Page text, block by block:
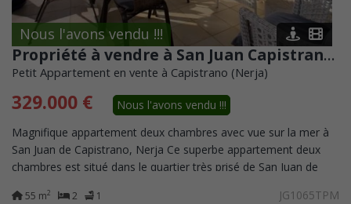
Nous l'avons vendu !!!
Propriété à vendre à San Juan Capistrano, Nerja
Petit Appartement en vente à Capistrano (Nerja)
329.000 €
Nous l'avons vendu !!!
Magnifique appartement deux chambres avec vue sur la mer à
San Juan de Capistrano, Nerja Ce superbe appartement deux
chambres est situé dans le quartier très prisé de San Juan de
55 m2 2 1 JG1065TPM